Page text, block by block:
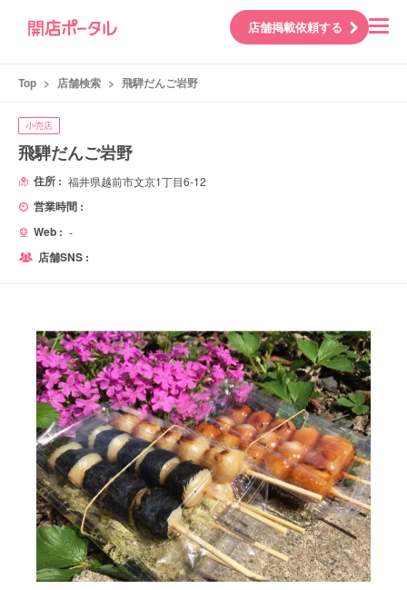
店舗掲載依頼する
Top > 店舗検索 > 飛騨だんご岩野
小売店
飛騨だんご岩野
住所 : 福井県越前市文京1丁目6-12
営業時間 :
Web : -
店舗SNS :